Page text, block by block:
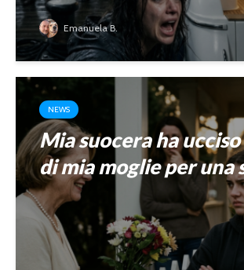
Emanuela B.
NEWS
Mia suocera ha
di mia moglie per una